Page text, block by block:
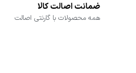
ضمانت اصالت کالا
همه محصولات با گارنتی اصالت